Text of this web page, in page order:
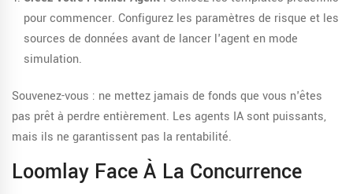
pour commencer. Configurez les paramètres de risque et les
sources de données avant de lancer l'agent en mode
simulation.
Souvenez-vous : ne mettez jamais de fonds que vous n'êtes
pas prêt à perdre entièrement. Les agents IA sont puissants,
mais ils ne garantissent pas la rentabilité.
Loomlay Face À La Concurrence